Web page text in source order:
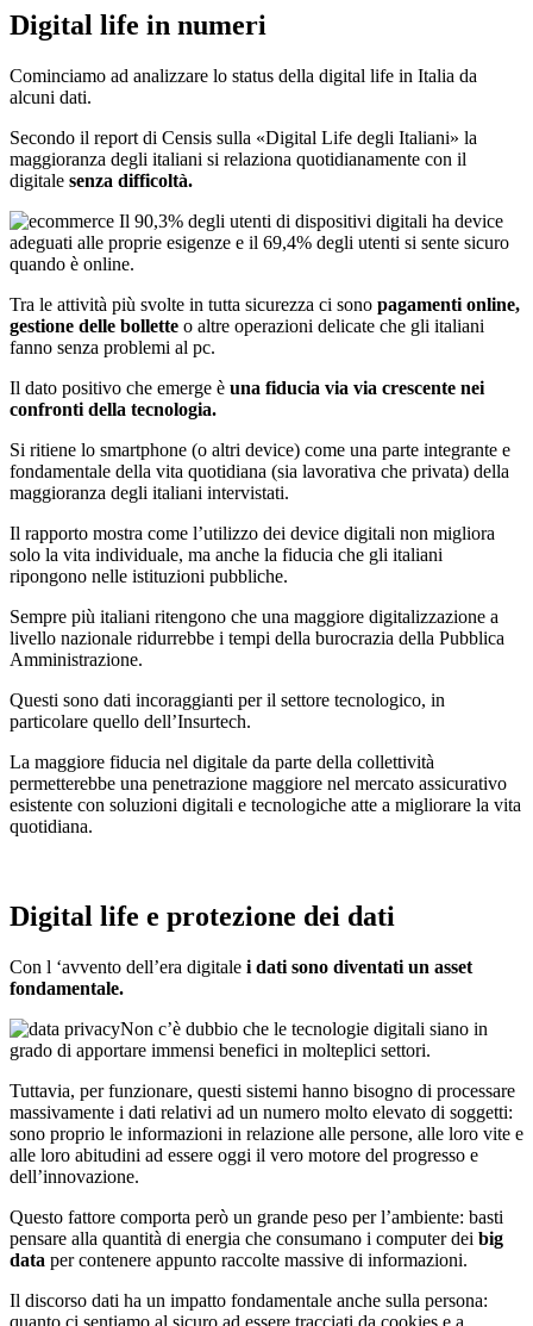
Digital life in numeri
Cominciamo ad analizzare lo status della digital life in Italia da
alcuni dati.
Secondo il report di Censis sulla «Digital Life degli Italiani» la
maggioranza degli italiani si relaziona quotidianamente con il
digitale senza difficoltà.
Il 90,3% degli utenti di dispositivi digitali ha device
adeguati alle proprie esigenze e il 69,4% degli utenti si sente sicuro
quando è online.
Tra le attività più svolte in tutta sicurezza ci sono pagamenti online,
gestione delle bollette o altre operazioni delicate che gli italiani
fanno senza problemi al pc.
Il dato positivo che emerge è una fiducia via via crescente nei
confronti della tecnologia.
Si ritiene lo smartphone (o altri device) come una parte integrante e
fondamentale della vita quotidiana (sia lavorativa che privata) della
maggioranza degli italiani intervistati.
Il rapporto mostra come l’utilizzo dei device digitali non migliora
solo la vita individuale, ma anche la fiducia che gli italiani
ripongono nelle istituzioni pubbliche.
Sempre più italiani ritengono che una maggiore digitalizzazione a
livello nazionale ridurrebbe i tempi della burocrazia della Pubblica
Amministrazione.
Questi sono dati incoraggianti per il settore tecnologico, in
particolare quello dell’Insurtech.
La maggiore fiducia nel digitale da parte della collettività
permetterebbe una penetrazione maggiore nel mercato assicurativo
esistente con soluzioni digitali e tecnologiche atte a migliorare la vita
quotidiana.
Digital life e protezione dei dati
Con l ‘avvento dell’era digitale i dati sono diventati un asset
fondamentale.
Non c’è dubbio che le tecnologie digitali siano in
grado di apportare immensi benefici in molteplici settori.
Tuttavia, per funzionare, questi sistemi hanno bisogno di processare
massivamente i dati relativi ad un numero molto elevato di soggetti:
sono proprio le informazioni in relazione alle persone, alle loro vite e
alle loro abitudini ad essere oggi il vero motore del progresso e
dell’innovazione.
Questo fattore comporta però un grande peso per l’ambiente: basti
pensare alla quantità di energia che consumano i computer dei big
data per contenere appunto raccolte massive di informazioni.
Il discorso dati ha un impatto fondamentale anche sulla persona: